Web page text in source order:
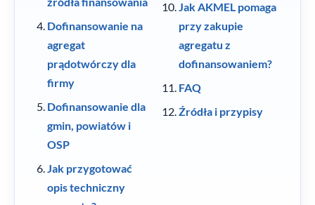
Dofinansowanie na
agregat
prądotwórczy dla
firmy
Dofinansowanie dla
gmin, powiatów i
OSP
Jak przygotować
opis techniczny
Jak AKMEL pomaga
przy zakupie
agregatu z
dofinansowaniem?
FAQ
Źródła i przypisy